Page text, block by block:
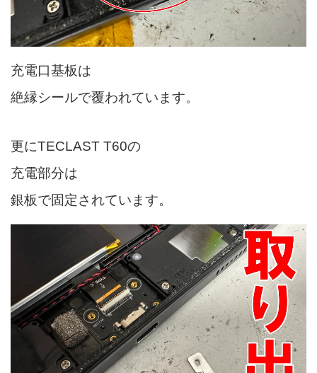
充電口基板は
絶縁シールで覆われています。
更にTECLAST T60の
充電部分は
銀板で固定されています。